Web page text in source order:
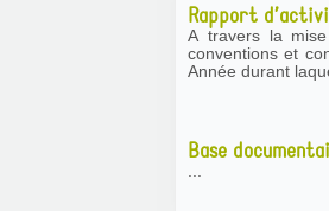
Rapport
A travers la
conventions et
Année durant
Base